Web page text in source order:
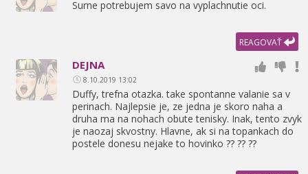
Surne potrebujem savo na vyplachnutie oci.
REAGOVAŤ
DEJNA
8.10.2019 13:02
Duffy, trefna otazka. take spontanne valanie sa v
perinach. Najlepsie je, ze jedna je skoro naha a
druha ma na nohach obute tenisky. Inak, tento zvyk
je naozaj skvostny. Hlavne, ak si na topankach do
postele donesu nejake to hovinko ?? ?? ??